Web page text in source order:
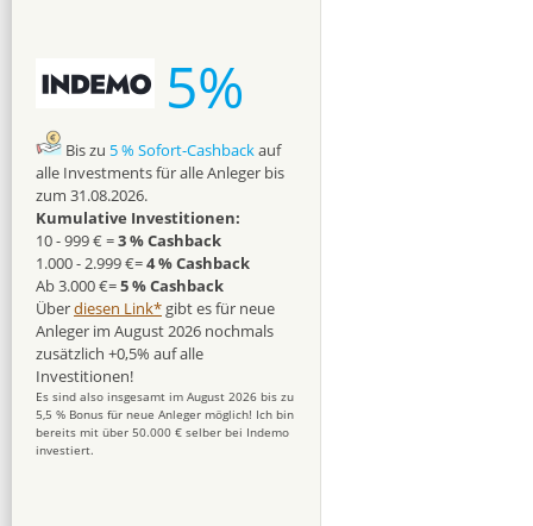
5%
Bis zu 5 % Sofort-Cashbackauf
alle Investments für alle Anleger bis
zum 31.08.2026.
Kumulative Investitionen:
10 - 999 € =3 % Cashback
1.000 - 2.999 €=4 % Cashback
Ab 3.000 €=5 % Cashback
Überdiesen Link* gibt es für neue
Anleger im August 2026 nochmals
zusätzlich +0,5% auf alle
Investitionen!
Es sind also insgesamt im August 2026 bis zu
5,5 % Bonus für neue Anleger möglich! Ich bin
bereits mit über 50.000 € selber bei Indemo
investiert.